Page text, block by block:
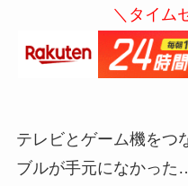
＼タイム
テレビとゲーム機をつ
ブルが手元になかっ